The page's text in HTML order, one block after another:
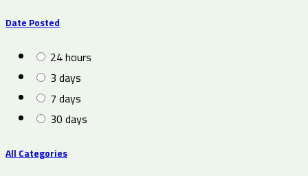
Date Posted
24 hours
3 days
7 days
30 days
All Categories